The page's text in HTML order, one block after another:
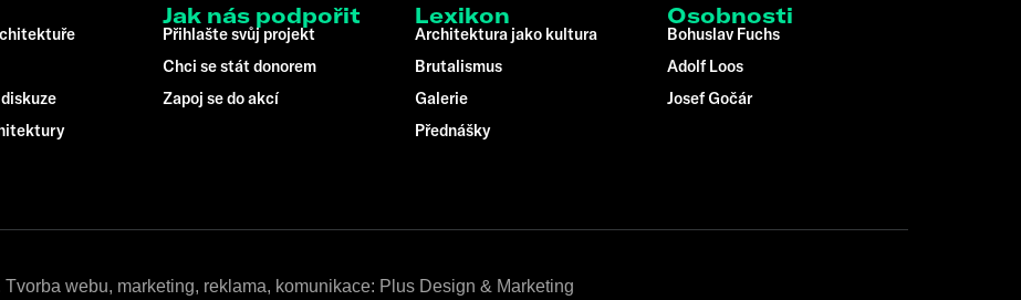
Jak nás podpořit
Přihlašte svůj projekt
Chci se stát donorem
Zapoj se do akcí
Lexikon
Architektura jako kultura
Brutalismus
Galerie
Přednášky
Osobnosti
Bohuslav Fuchs
Adolf Loos
Josef Gočár
webu, marketing, reklama, komunikace: Plus Design & Marketing